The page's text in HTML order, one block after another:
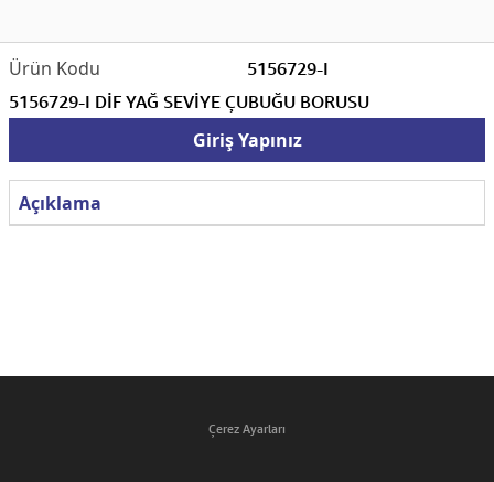
5156729-I
5156729-I DİF YAĞ SEVİYE ÇUBUĞU BORUSU
Giriş Yapınız
Açıklama
Çerez Ayarları